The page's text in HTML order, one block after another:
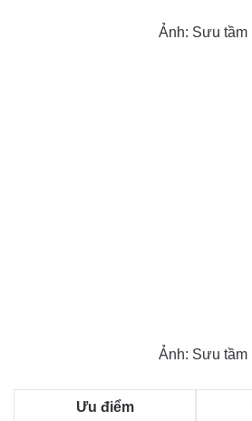
Ảnh: Sưu tầm
Ảnh: Sưu tầm
Ưu điểm